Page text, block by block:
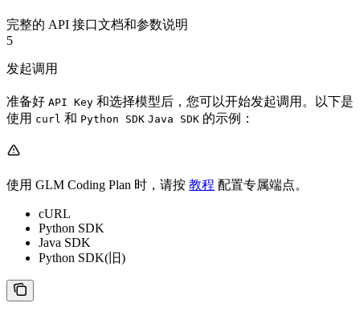
完整的 API 接口文档和参数说明
5
发起调用
准备好 API Key 和选择模型后，您可以开始发起调用。以下是
使用 curl 和 Python SDK Java SDK 的示例：
使用 GLM Coding Plan 时，请按 教程 配置专属端点。
cURL
Python SDK
Java SDK
Python SDK(旧)